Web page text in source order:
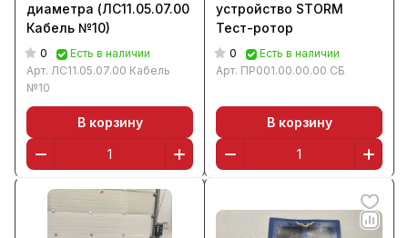
диаметра (ЛС11.05.07.00
Кабель №10)
0
Есть в наличии
Арт. ЛС11.05.07.00 Кабель
№10
В корзину
устройство STORM
Тест-ротор
0
Есть в наличии
Арт. ПР001.00.00.00 СБ
В корзину